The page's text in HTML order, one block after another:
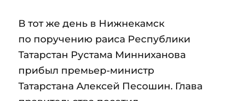
В тот же день в Нижнекамск
по поручению раиса Республики
Татарстан Рустама Минниханова
прибыл премьер-министр
Татарстана Алексей Песошин. Глава